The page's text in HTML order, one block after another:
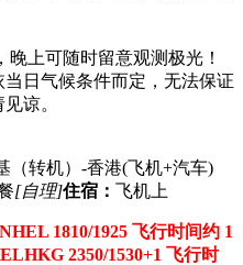
晚上可随时留意观测极光！
日气候条件而定，无法保证
谅。
（转机）-香港(飞机+汽车)
[自理]住宿： 飞机上
1810/1925 飞行时间约 1
2350/1530+1 飞行时